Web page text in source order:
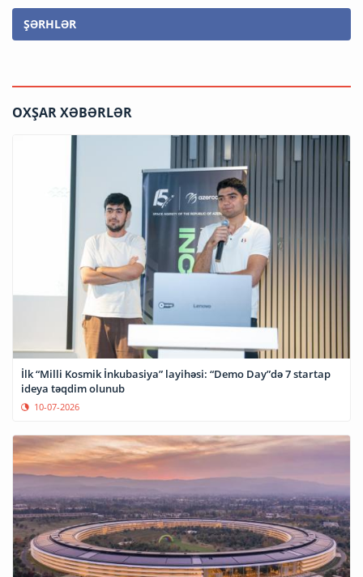
ŞƏRHLƏR
OXŞAR XƏBƏRLƏR
İlk “Milli Kosmik İnkubasiya” layihəsi: “Demo Day”də 7 startap
ideya təqdim olunub
10-07-2026